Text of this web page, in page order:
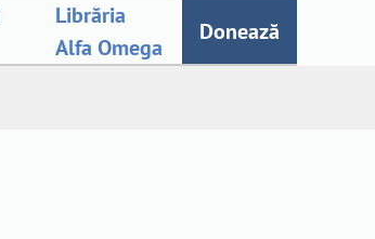
Librăria
Alfa Omega
Donează